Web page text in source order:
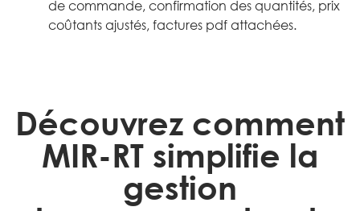
de commande, confirmation des quantités, prix
coûtants ajustés, factures pdf attachées.
Découvrez comment
MIR-RT simplifie la
gestion